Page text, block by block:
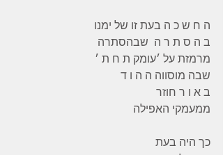
ה ח ש כ ה בעת זו של ימנו
ב ה ס ת ר ה  שבהסתרה
מרמזת על ׳עומק ת ח ת ׳
שבה מוסווה ה ה ו ד
ב א ו ר חוזר
ממעמקי האפילה
כך היה בעת